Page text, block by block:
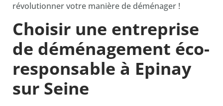
révolutionner votre manière de déménager !
Choisir une entreprise
de déménagement éco-
responsable à Epinay
sur Seine